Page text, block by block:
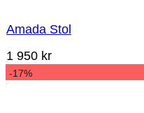
Amada Stol
1 950 kr
-17%